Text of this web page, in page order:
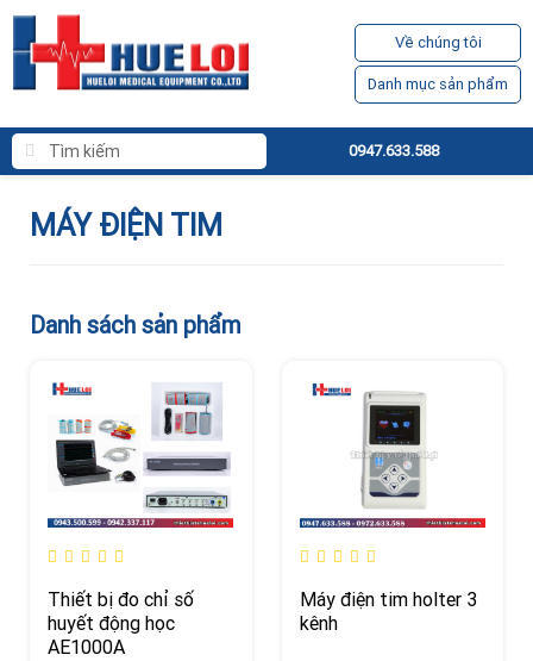
Về chúng tôi
Danh mục sản phẩm
0947.633.588
MÁY ĐIỆN TIM
Danh sách sản phẩm
Thiết bị đo chỉ số
huyết động học
AE1000A
Máy điện tim holter 3
kênh